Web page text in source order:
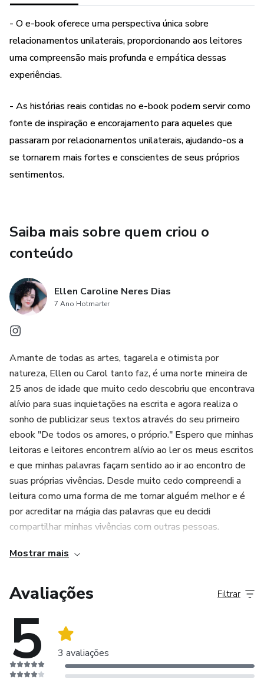
- O e-book oferece uma perspectiva única sobre
relacionamentos unilaterais, proporcionando aos leitores
uma compreensão mais profunda e empática dessas
experiências.
- As histórias reais contidas no e-book podem servir como
fonte de inspiração e encorajamento para aqueles que
passaram por relacionamentos unilaterais, ajudando-os a
se tornarem mais fortes e conscientes de seus próprios
sentimentos.
Saiba mais sobre quem criou o
conteúdo
Ellen Caroline Neres Dias
7 Ano Hotmarter
Amante de todas as artes, tagarela e otimista por
natureza, Ellen ou Carol tanto faz, é uma norte mineira de
25 anos de idade que muito cedo descobriu que encontrava
alívio para suas inquietações na escrita e agora realiza o
sonho de publicizar seus textos através do seu primeiro
ebook "De todos os amores, o próprio." Espero que minhas
leitoras e leitores encontrem alívio ao ler os meus escritos
e que minhas palavras façam sentido ao ir ao encontro de
suas próprias vivências. Desde muito cedo compreendi a
leitura como uma forma de me tornar alguém melhor e é
por acreditar na mágia das palavras que eu decidi
compartilhar minhas vivências com outras pessoas.
Mostrar mais
Avaliações
5 3 avaliações
Filtrar